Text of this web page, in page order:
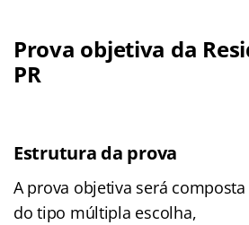
Prova objetiva da
PR
Estrutura da prova
A prova objetiva será
do tipo múltipla escolha,